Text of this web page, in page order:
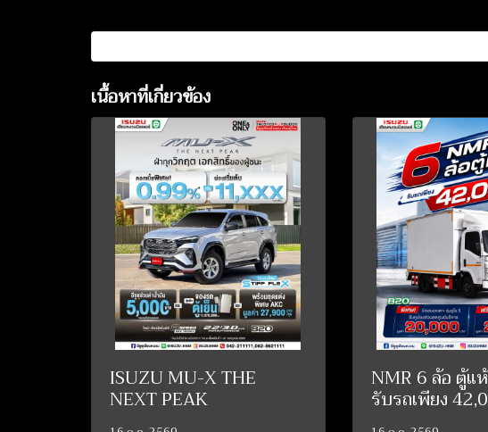
เนื้อหาที่เกี่ยวข้อง
ISUZU MU-X THE
NEXT PEAK
NMR 6 ล้อ ตู้แ
รับรถเพียง